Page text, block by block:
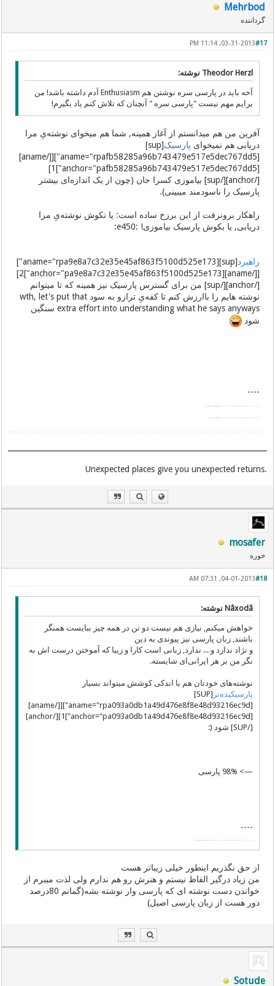
Mehrbod
گرداننده
#17
03-31-2013, 11:14 PM
Theodor Herzl نوشته:
آخه باید در پارسی‌ سره نوشتن هم Enthusiasm آدم داشته باشد! من
برایم مهم نیست "پارسی‌ سره " آنچنان که تلاش کنم یاد بگیرم!
آفرین من هم میدانستم از آغاز همینه, شما هم میخوای نوشته‌یِ مرا
دریابی هم نمیخوای پارسیک
[sup]
[aname="rpafb58285a96b743479e517e5dec767dd5"][[/aname]
[anchor="pafb58285a96b743479e517e5dec767dd5"]1]
[/anchor][/sup] بیاموزی کسرا جان (چون از یک اندازه‌ای بیشتر
پارسیک را ناسودمند میبینی).
راهکار برونرفت از این برزخ ساده است: یا نکوش نوشته‌یِ مرا
دریابی, یا بکوش پارسیک بیاموزی! :e450:
راهبرد
[sup][aname="rpa9e8a7c32e35e45af863f5100d525e173"]
[[/aname][anchor="pa9e8a7c32e35e45af863f5100d525e173"]2]
[/anchor][/sup] من برای گسترس پارسیک نیز همینه که تا میتوانم
نوشته هایم را باارزش کنم تا کفه‌یِ ترازو به سود wth, let's put that
extra effort into understanding what he says anyways سنگین
شود
----
.Unexpected places give you unexpected returns
mosafer
خوره
#18
04-01-2013, 07:31 AM
Nâxodâ نوشته:
خواهش میکنم, نیازی هم نیست دو تن در همه چیز ببایست همنگر
باشند, زبان پارسی نیز پیوندی به دین
و نژاد ندارد و ... ندارد, زبانی است کارا و زیبا که آموختن درست اش به
نگر من بر هر ایرانی‌ای شایسته.
نوشته‌‌های خودتان هم با اندکی کوشش میتواند بسیار
پارسیکیده‌تر
[SUP]
[aname="rpa093a0db1a49d476e8f8e48d93216ec9d"][[/aname]
[anchor="pa093a0db1a49d476e8f8e48d93216ec9d"]1][/anchor]
[/SUP] شود (:
—> 98% پارسی
----
از حق نگذریم اینطور خیلی زیباتر هست
من زیاد درگیر الفاظ نیستم و هنرش رو هم ندارم ولی لذت میبرم از
خواندن دست نوشته ای که پارسی وار نوشته بشه(گمانم 80درصد
دور هست از زبان پارسی اصیل)
Sotude